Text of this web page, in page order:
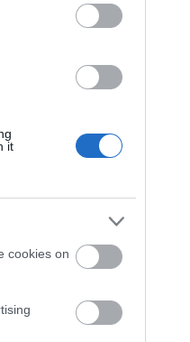
it
cookies on
2026 június
2026 május
2026 március
2026 február
2025 november
2025 október
Tovább...
EGYÉB